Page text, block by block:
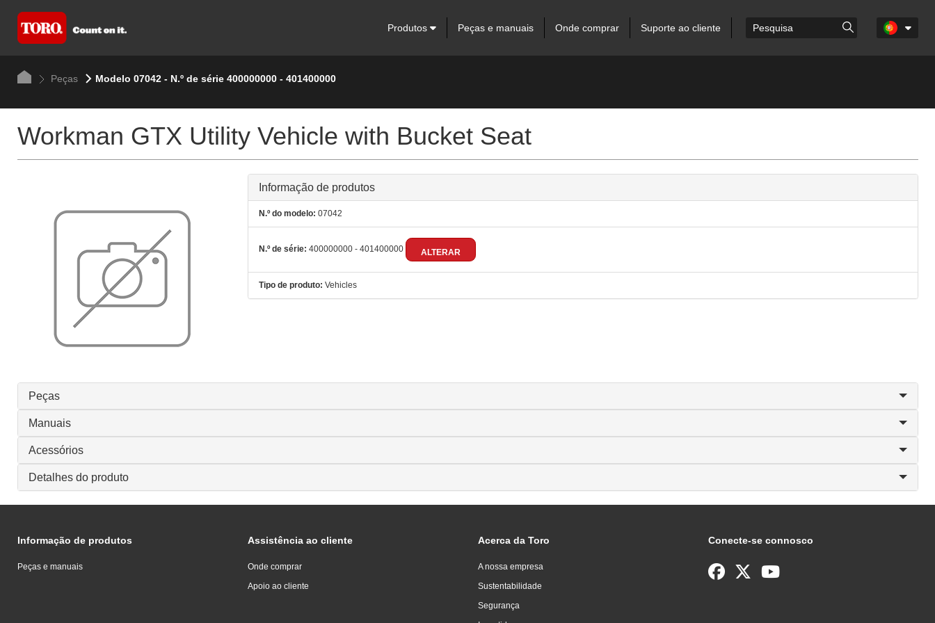
Produtos Peças e manuais Onde comprar Suporte ao cliente
Peças Modelo 07042 - N.º de série 400000000 - 401400000
Workman GTX Utility Vehicle with Bucket Seat
Informação de produtos
N.º do modelo: 07042
N.º de série: 400000000 - 401400000 ALTERAR
Tipo de produto: Vehicles
Peças
Manuais
Acessórios
Detalhes do produto
Informação de produtos
Peças e manuais
Assistência ao cliente
Onde comprar
Apoio ao cliente
Acerca da Toro
A nossa empresa
Sustentabilidade
Segurança
Conecte-se connosco